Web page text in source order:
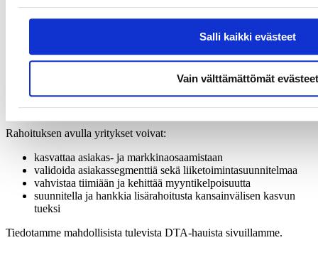
Salli kaikki evästeet
Vain välttämättömät evästeet
Accelerator - rahoitukseen, jonka avulla voimme järjestelmällisesti
kehittää näitä osa-alueita ja vauhdittaa kasvuamme. Ohjelman
ensimmäinen vaihe vahvistaa kaupallista ja sääntelyosaamistamme,
tuleville kliinisille tutkimuksille. Seuraavat vaiheet tukevat
laajentamisen uusille infektioalueille, joilla bakteeripatogeenit ovat
merkittävä haaste", kertooArivin Therapeutics Oy:n
toimitusjohtajanChristopher Jonkergouw.
Rahoituksen avulla yritykset voivat:
kasvattaa asiakas- ja markkinaosaamistaan
validoida asiakassegmenttiä sekä liiketoimintasuunnitelmaa
vahvistaa tiimiään ja kehittää myyntikelpoisuutta
suunnitella ja hankkia lisärahoitusta kansainvälisen kasvun
tueksi
Tiedotamme mahdollisista tulevista DTA-hauista sivuillamme.